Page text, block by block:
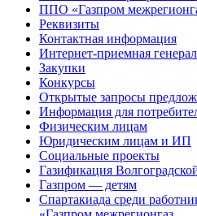
ППО «Газпром
Реквизиты
Контактная информация
Интернет-приемная
Закупки
Конкурсы
Открытые запросы
Информация для
Физическим лицам
Юридическим лицам и ИП
Социальные проекты
Газификация
Газпром — детям
Спартакиада среди